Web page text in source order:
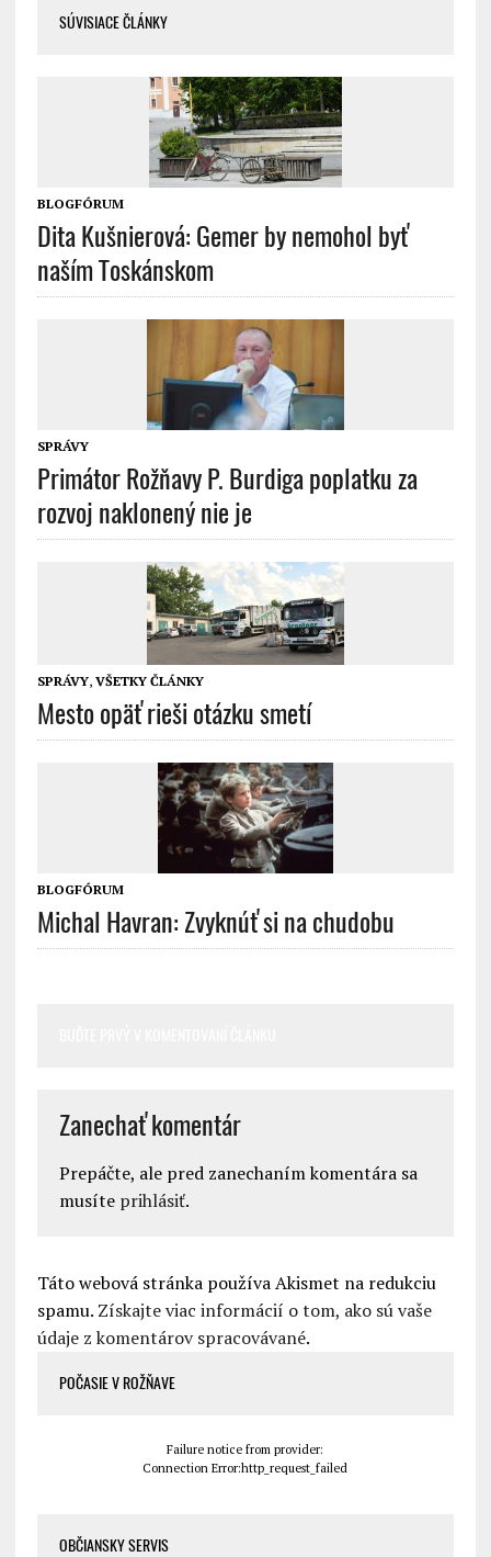
SÚVISIACE ČLÁNKY
BLOGFÓRUM
Dita Kušnierová: Gemer by nemohol byť
naším Toskánskom
SPRÁVY
Primátor Rožňavy P. Burdiga poplatku za
rozvoj naklonený nie je
SPRÁVY, VŠETKY ČLÁNKY
Mesto opäť rieši otázku smetí
BLOGFÓRUM
Michal Havran: Zvyknúť si na chudobu
Zanechať komentár
Prepáčte, ale pred zanechaním komentára sa
musíte prihlásiť.
Táto webová stránka používa Akismet na redukciu
spamu. Získajte viac informácií o tom, ako sú vaše
údaje z komentárov spracovávané.
POČASIE V ROŽŇAVE
Failure notice from provider:
Connection Error:http_request_failed
OBČIANSKY SERVIS